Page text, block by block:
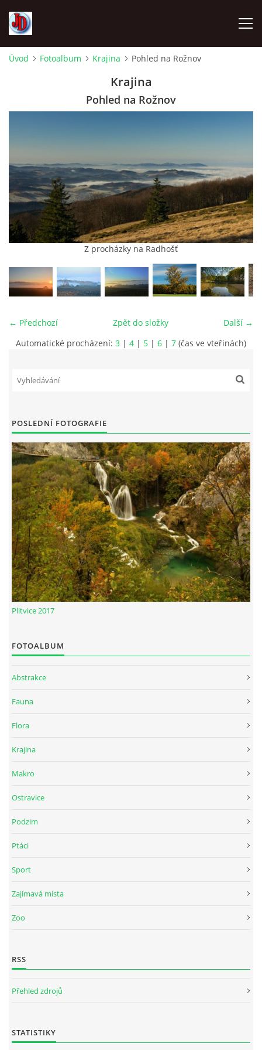
Z CEST
NÁVŠTĚVNÍ KNIHA
© 2026 eStránky.cz |RSS| Tisk | Aktualizováno: 4. 11. 2025|Nahoru ↑
Úvod Fotoalbum Krajina Pohled na Rožnov
Krajina
Pohled na Rožnov
Z procházky na Radhošť
← Předchozí Další →
Zpět do složky
Automatické procházení: 3 | 4 | 5 | 6 | 7 (čas ve vteřinách)
POSLEDNÍ FOTOGRAFIE
Plitvice 2017
FOTOALBUM
Abstrakce
Fauna
Flora
Krajina
Makro
Ostravice
Podzim
Ptáci
Sport
Zajímavá místa
Zoo
RSS
Přehled zdrojů
STATISTIKY